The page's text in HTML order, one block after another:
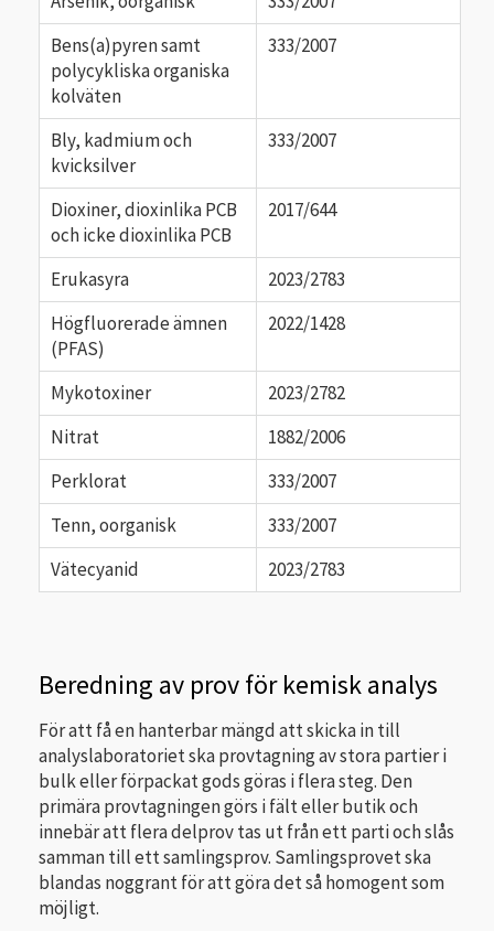
Bens(a)pyren samt
polycykliska organiska
kolväten
333/2007
Bly, kadmium och
kvicksilver
333/2007
Dioxiner, dioxinlika PCB
och icke dioxinlika PCB
2017/644
Erukasyra
2023/2783
Högfluorerade ämnen
(PFAS)
2022/1428
Mykotoxiner
2023/2782
Nitrat
1882/2006
Perklorat
333/2007
Tenn, oorganisk
333/2007
Vätecyanid
2023/2783
Beredning av prov för kemisk analys
För att få en hanterbar mängd att skicka in till
analyslaboratoriet ska provtagning av stora partier i
bulk eller förpackat gods göras i flera steg. Den
primära provtagningen görs i fält eller butik och
innebär att flera delprov tas ut från ett parti och slås
samman till ett samlingsprov. Samlingsprovet ska
blandas noggrant för att göra det så homogent som
möjligt.